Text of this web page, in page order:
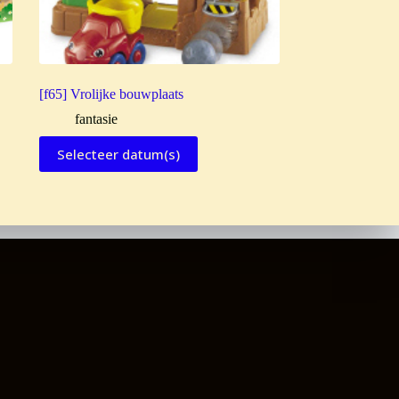
[f65] Vrolijke bouwplaats
fantasie
Selecteer datum(s)